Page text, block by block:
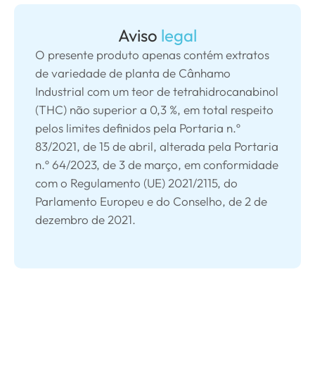
Aviso legal
O presente produto apenas contém extratos
de variedade de planta de Cânhamo
Industrial com um teor de tetrahidrocanabinol
(THC) não superior a 0,3 %, em total respeito
pelos limites definidos pela Portaria n.º
83/2021, de 15 de abril, alterada pela Portaria
n.º 64/2023, de 3 de março, em conformidade
com o Regulamento (UE) 2021/2115, do
Parlamento Europeu e do Conselho, de 2 de
dezembro de 2021.